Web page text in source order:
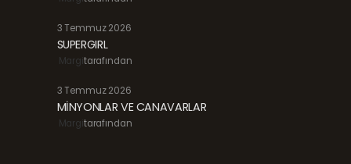
3 Temmuz 2026
SUPERGIRL
Margitarafından
3 Temmuz 2026
MİNYONLAR VE CANAVARLAR
Margitarafından